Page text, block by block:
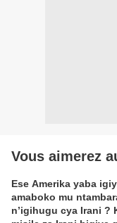
Vous aimerez
Ese Amerika yaba
amaboko mu
n’igihugu cya Irani ?